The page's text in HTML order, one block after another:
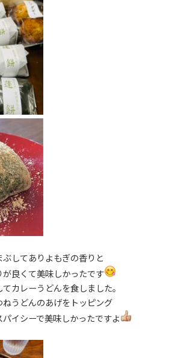
してありよもぎの香りと
良くて美味しかったです
カレーうどんを食しました。
うどんのあげをトッピング
イシーで美味しかったですよ